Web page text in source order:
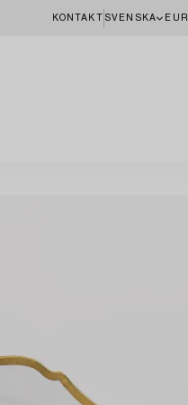
KONTAKT SVENSKA EUR